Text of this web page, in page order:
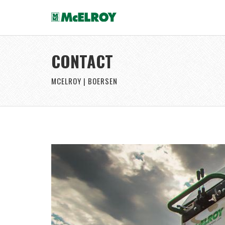
CONTACT
MCELROY | BOERSEN